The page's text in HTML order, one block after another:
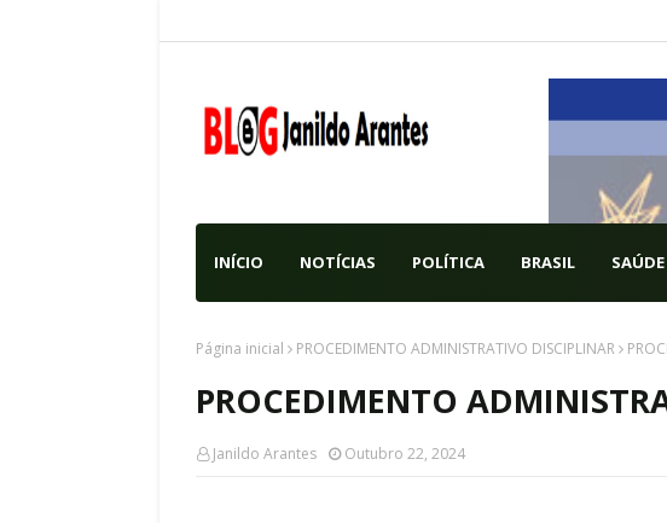
INÍCIO NOTÍCIAS POLÍTICA BRASIL SAÚDE
Página inicial PROCEDIMENTO ADMINISTRATIVO DISCIPLINAR
PROCEDIMENTO
Janildo Arantes Outubro 22, 2024